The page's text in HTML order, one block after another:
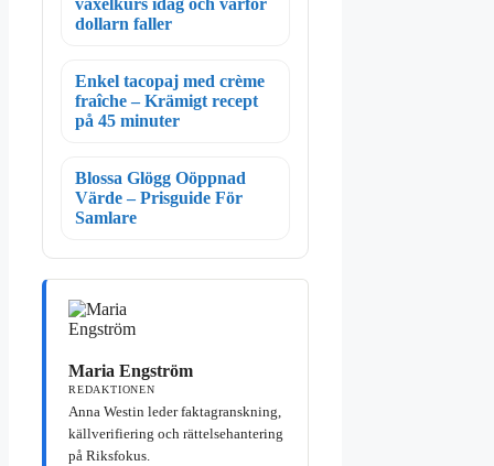
växelkurs idag och varför
dollarn faller
Enkel tacopaj med crème
fraîche – Krämigt recept
på 45 minuter
Blossa Glögg Oöppnad
Värde – Prisguide För
Samlare
Maria Engström
REDAKTIONEN
Anna Westin leder faktagranskning,
källverifiering och rättelsehantering
på Riksfokus.